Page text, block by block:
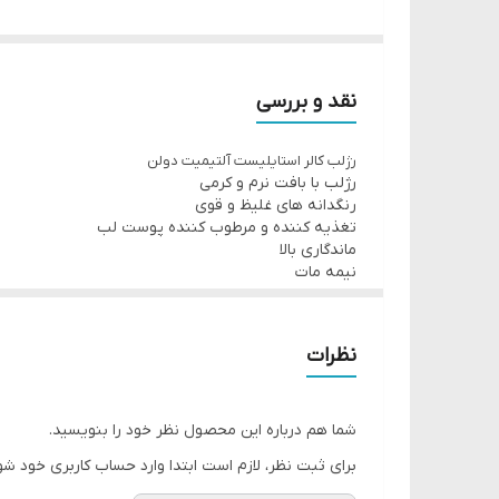
در دیزاین جدید
تنها با ضربه ای بر لب، بیانگر برجسته کردنی بی همتا
فرمولاسیونی جدید با پوشش طولانی
ثبتی جدید و علامت تجاری در لحظه برای عینیت
پوششی جدید بسیار خامه ای
تغذیه کننده و آبرسانی لب ها
37658 Elegant Plum
نقد و بررسی
رژلب کالر استایلیست آلتیمیت دولن
رژلب با بافت نرم و کرمی
رنگدانه های غلیظ و قوی
تغذیه کننده و مرطوب کننده پوست لب
ماندگاری بالا
نیمه مات
نظرات
شما هم درباره این محصول نظر خود را بنویسید.
برای ثبت نظر، لازم است ابتدا وارد حساب کاربری خود